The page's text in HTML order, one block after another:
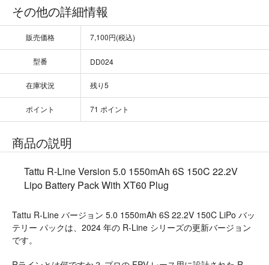
その他の詳細情報
販売価格 7,100円(税込)
型番 DD024
在庫状況 残り5
ポイント 71 ポイント
商品の説明
Tattu R-Line Version 5.0 1550mAh 6S 150C 22.2V
Lipo Battery Pack With XT60 Plug
Tattu R-Line バージョン 5.0 1550mAh 6S 22.2V 150C LiPo バッ
テリー パックは、2024 年の R-Line シリーズの更新バージョン
です。